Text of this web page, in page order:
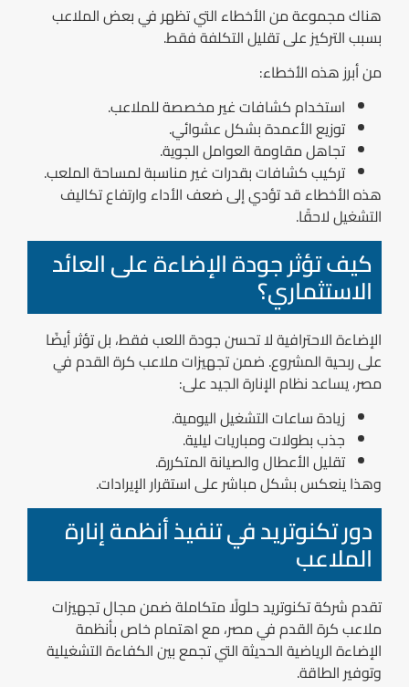
هناك مجموعة من الأخطاء التي تظهر في بعض الملاعب
بسبب التركيز على تقليل التكلفة فقط.
من أبرز هذه الأخطاء:
استخدام كشافات غير مخصصة للملاعب.
توزيع الأعمدة بشكل عشوائي.
تجاهل مقاومة العوامل الجوية.
تركيب كشافات بقدرات غير مناسبة لمساحة الملعب.
هذه الأخطاء قد تؤدي إلى ضعف الأداء وارتفاع تكاليف
التشغيل لاحقًا.
كيف تؤثر جودة الإضاءة على العائد
الاستثماري؟
الإضاءة الاحترافية لا تحسن جودة اللعب فقط، بل تؤثر أيضًا
على ربحية المشروع. ضمن تجهيزات ملاعب كرة القدم في
مصر، يساعد نظام الإنارة الجيد على:
زيادة ساعات التشغيل اليومية.
جذب بطولات ومباريات ليلية.
تقليل الأعطال والصيانة المتكررة.
وهذا ينعكس بشكل مباشر على استقرار الإيرادات.
دور تكنوتريد في تنفيذ أنظمة إنارة
الملاعب
تقدم شركة تكنوتريد حلولًا متكاملة ضمن مجال تجهيزات
ملاعب كرة القدم في مصر، مع اهتمام خاص بأنظمة
الإضاءة الرياضية الحديثة التي تجمع بين الكفاءة التشغيلية
وتوفير الطاقة.